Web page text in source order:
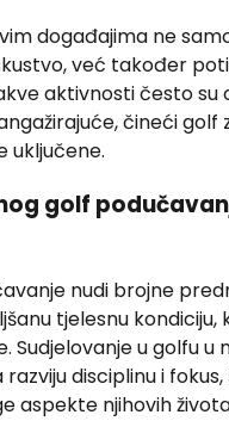
događajima ne
već također
aktivnosti često su
čineći golf
uključene.
golf
nudi brojne
tjelesnu kondiciju,
Sudjelovanje u golfu u
disciplinu i
aspekte njihovih